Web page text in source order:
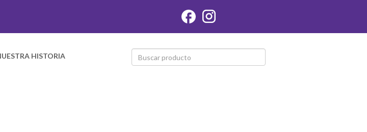
HISTORIA